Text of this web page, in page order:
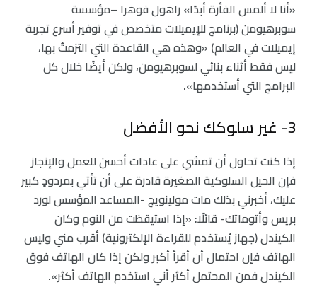
«أنا لا ألمس الفأرة أبدًا» راهول فوهرا –مؤسسة
سوبرهيومن (برنامج للإيميلات متخصص في توفير أسرع تجربة
إيميلات في العالم) «وهذه هي القاعدة التي التزمتُ بها،
ليس فقط أثناء بنائي لسوبرهيومن، ولكن أيضًا خلال كل
البرامج التي أستخدمها».
3- غير سلوكك نحو الأفضل
إذا كنت تحاول أن تمشي على عادات أحسن للعمل والإنجاز
فإن الحيل السلوكية الصغيرة قادرة على أن تأتي بمردودٍ كبير
عليك، أخبرني بذلك مات مولينويج -المساعد المؤسس لورد
بريس وأتوماتك- قائلًا: «إذا استيقظت من النوم وكان
الكيندل (جهاز يُستخدم للقراءة الإلكترونية) أقرب مني وليس
الهاتف فإن احتمال أن أقرأ أكبر ولكن إذا كان الهاتف فوق
الكيندل فمن المحتمل أكثر أني استخدم الهاتف أكثر».